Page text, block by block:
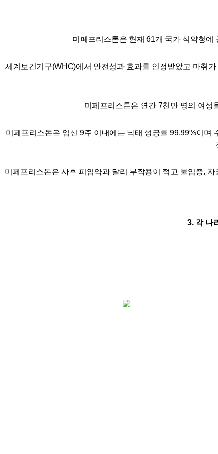
미페프리스톤은 현재 61개 국가 식약청에
세계보건기구(WHO)에서 안전성과 효과를 인정받았고 마취
미페프리스톤은 연간 7천만 명의 여성
미페프리스톤은 임신9주 이내에는 낙태 성공률 99.99%이며
미페프리스톤은 사후 피임약과 달리 부작용이 적고 불임증, 자
3. 각 나